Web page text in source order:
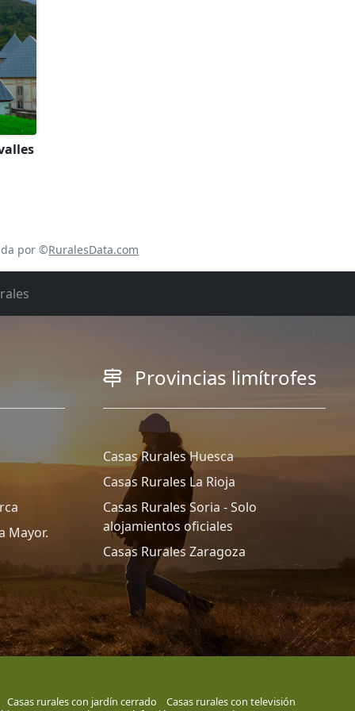
por ©RuralesData.com
Mayor.
Provincias limítrofes
Casas Rurales Huesca
Casas Rurales La Rioja
Casas Rurales Soria - Solo
alojamientos oficiales
Casas Rurales Zaragoza
Casas rurales con jardín cerrado
Casas rurales con televisión